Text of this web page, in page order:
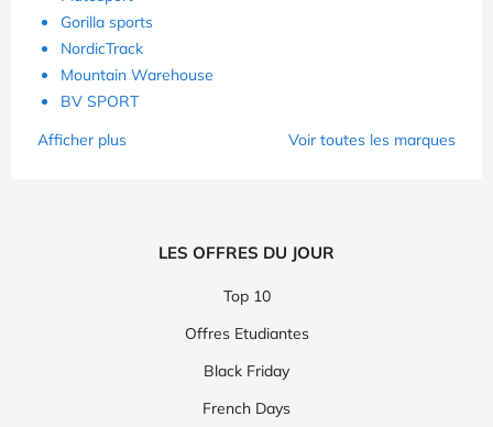
Gorilla sports
NordicTrack
Mountain Warehouse
BV SPORT
Afficher plus
Voir toutes les marques
LES OFFRES DU JOUR
Top 10
Offres Etudiantes
Black Friday
French Days